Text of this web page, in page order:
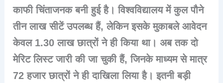
काफी चिंताजनक बनी हुई है। विश्वविद्यालय में कुल पौने
तीन लाख सीटें उपलब्ध हैं, लेकिन इसके मुकाबले आवेदन
केवल 1.30 लाख छात्रों ने ही किया था। अब तक दो
मेरिट लिस्ट जारी की जा चुकी हैं, जिनके माध्यम से मात्र
72 हजार छात्रों ने ही दाखिला लिया है। इतनी बड़ी